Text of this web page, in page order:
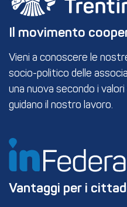
Il movimento
Vieni a conoscere le
socio-politico delle
una nuova secondo i
guidano il nostro lavoro.
Vantaggi per i